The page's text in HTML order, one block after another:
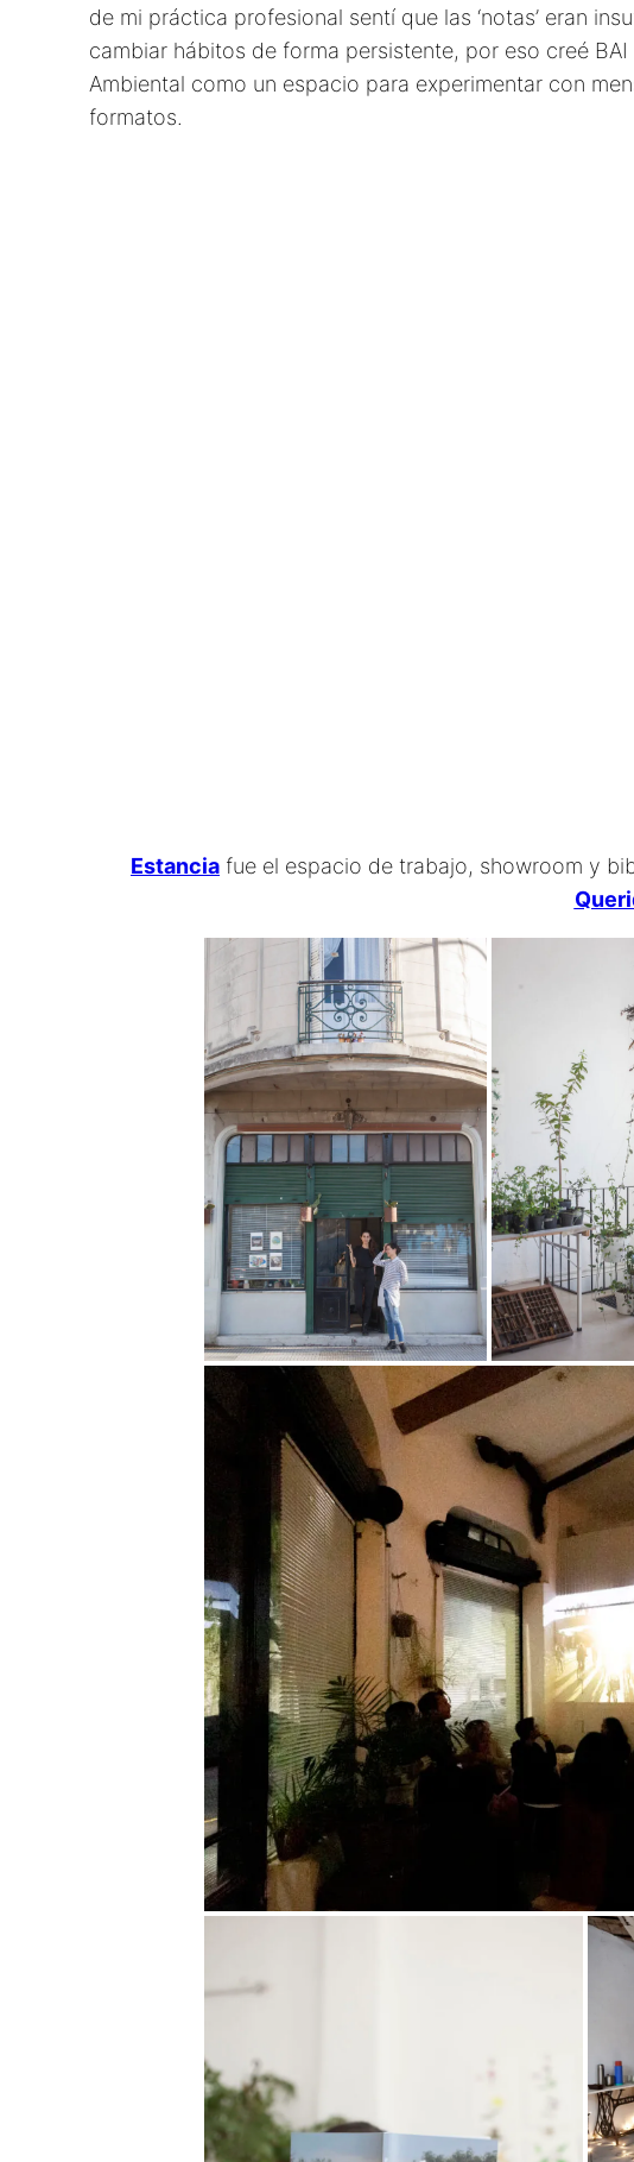
de mi práctica profesional sentí que las ‘notas’ eran
cambiar hábitos de forma persistente, por eso creé BAI
Ambiental como un espacio para experimentar con
formatos.
Estancia fue el espacio de trabajo, showroom y